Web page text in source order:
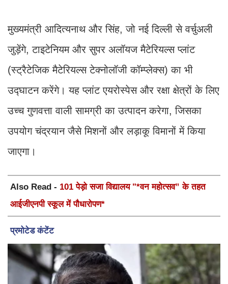
मुख्यमंत्री आदित्यनाथ और सिंह, जो नई दिल्ली से वर्चुअली
जुड़ेंगे, टाइटेनियम और सुपर अलॉयज मैटेरियल्स प्लांट
(स्ट्रैटेजिक मैटेरियल्स टेक्नोलॉजी कॉम्प्लेक्स) का भी
उद्घाटन करेंगे। यह प्लांट एयरोस्पेस और रक्षा क्षेत्रों के लिए
उच्च गुणवत्ता वाली सामग्री का उत्पादन करेगा, जिसका
उपयोग चंद्रयान जैसे मिशनों और लड़ाकू विमानों में किया
जाएगा।
Also Read - 101 पेड़ो सजा विद्यालय "*वन महोत्सव” के तहत
आईजीएनपी स्कूल में पौधारोपण*